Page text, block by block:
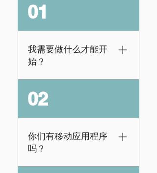
01
我需要做什么才能开
始？
每个学生都需要有自
己独特的电子邮件地
意：学生不能使用与
其父母或教育工作者
02
你们有移动应用程序
吗？